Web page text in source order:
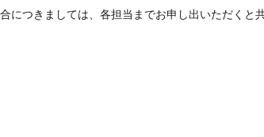
につきましては、各担当までお申し出いただくと